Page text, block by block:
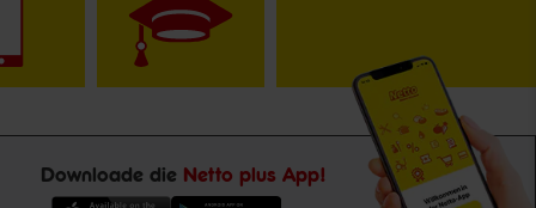
Downloade die Netto plus App!